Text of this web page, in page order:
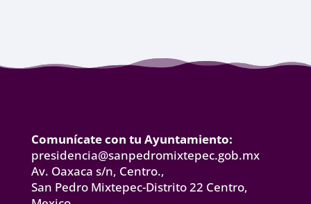
Comunícate con tu Ayuntamiento:
presidencia@sanpedromixtepec.gob.mx
Av. Oaxaca s/n, Centro.,
San Pedro Mixtepec-Distrito 22 Centro,